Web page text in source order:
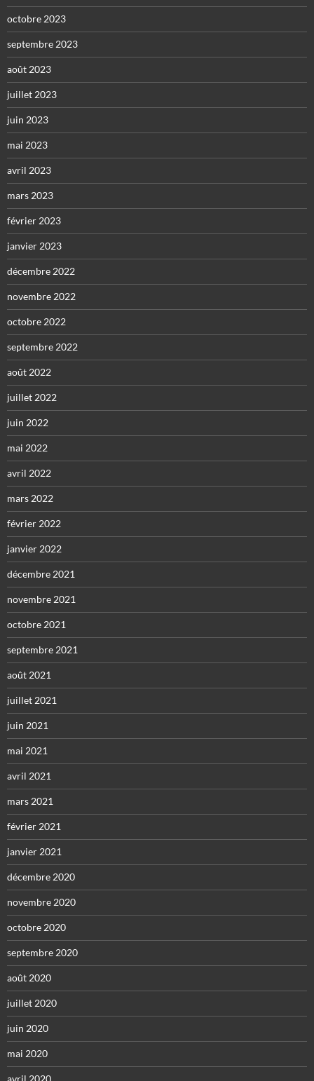
octobre 2023
septembre 2023
août 2023
juillet 2023
juin 2023
mai 2023
avril 2023
mars 2023
février 2023
janvier 2023
décembre 2022
novembre 2022
octobre 2022
septembre 2022
août 2022
juillet 2022
juin 2022
mai 2022
avril 2022
mars 2022
février 2022
janvier 2022
décembre 2021
novembre 2021
octobre 2021
septembre 2021
août 2021
juillet 2021
juin 2021
mai 2021
avril 2021
mars 2021
février 2021
janvier 2021
décembre 2020
novembre 2020
octobre 2020
septembre 2020
août 2020
juillet 2020
juin 2020
mai 2020
avril 2020